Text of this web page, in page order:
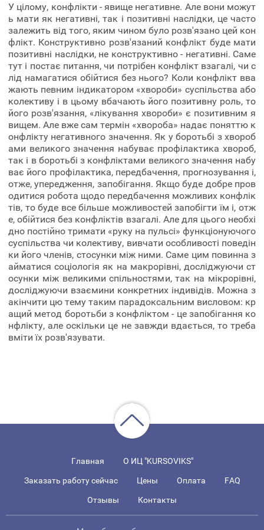
У цілому, конфлікти - явище негативне. Але вони можут
ь мати як негативні, так і позитивні наслідки, це часто
залежить від того, яким чином було розв'язано цей кон
флікт. Конструктивно розв'язаний конфлікт буде мати
позитивні наслідки, не конструктивно - негативні. Саме
тут і постає питання, чи потрібен конфлікт взагалі, чи с
лід намагатися обійтися без нього? Коли конфлікт вва
жають певним індикатором «хвороби» суспільства або
колективу і в цьому вбачають його позитивну роль, то
його розв'язання, «лікування хвороби» є позитивним я
вищем. Але вже сам термін «хвороба» надає поняттю к
онфлікту негативного значення. Як у боротьбі з хвороб
ами великого значення набуває профілактика хвороб,
так і в боротьбі з конфліктами великого значення набу
ває його профілактика, передбачення, прогнозування і,
отже, упередження, запобігання. Якщо буде добре пров
одитися робота щодо передбачення можливих конфлік
тів, то буде все більше можливостей запобігти їм і, отж
е, обійтися без конфліктів взагалі. Але для цього необхі
дно постійно тримати «руку на пульсі» функціонуючого
суспільства чи колективу, вивчати особливості поведін
ки його членів, стосунки між ними. Саме цим повинна з
айматися соціологія як на макрорівні, досліджуючи ст
осунки між великими спільностями, так на мікрорівні,
досліджуючи взаємини конкретних індивідів. Можна з
акінчити цю тему таким парадоксальним висловом: кр
ащий метод боротьби з конфліктом - це запобігання ко
нфлікту, але оскільки це не завжди вдається, то треба
вміти їх розв'язувати.
Главная О ИЦ "KURSOVIKS"
Заказать работу сейчас Цены Оплата FAQ
Отзывы Контакты